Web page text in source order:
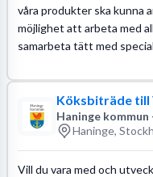
våra produkter ska kunna
möjlighet att arbeta med
samarbeta tätt med
Köksbiträde till
Haninge
Haninge,
Vill du vara med och